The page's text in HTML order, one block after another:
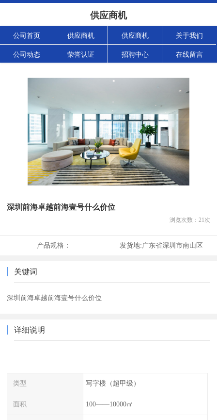
供应商机
公司首页 供应商机 供应商机 关于我们
公司动态 荣誉认证 招聘中心 在线留言
深圳前海卓越前海壹号什么价位
浏览次数： 21次
产品规格： 发货地:广东省深圳市南山区
关键词
深圳前海卓越前海壹号什么价位
详细说明
类型 写字楼（超甲级）
面积 100——10000㎡